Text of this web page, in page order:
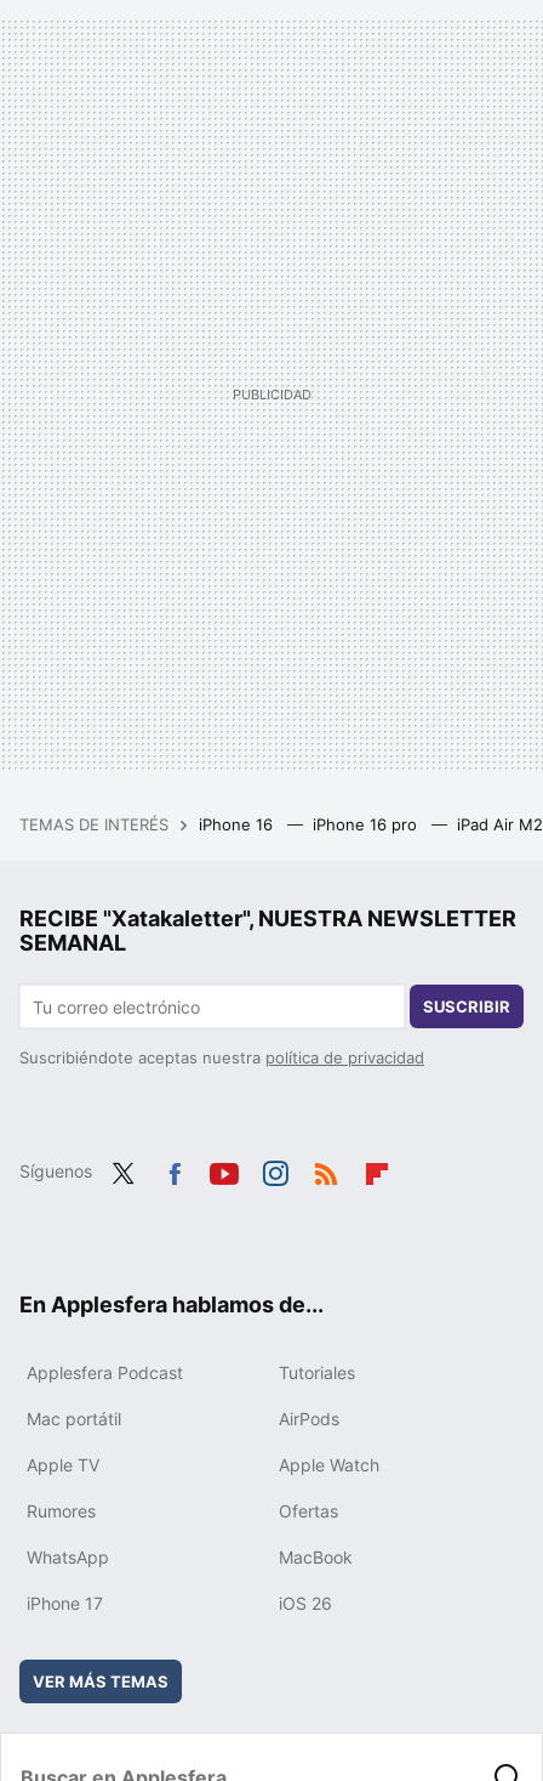
TEMAS DE INTERÉS iPhone 16 iPhone 16 pro iPad Air
RECIBE "Xatakaletter", NUESTRA NEWSLETTER
SEMANAL
SUSCRIBIR
Suscribiéndote aceptas nuestra política de privacidad
Síguenos
En Applesfera hablamos de...
Applesfera Podcast Tutoriales
Mac portátil AirPods
Apple TV Apple Watch
Rumores Ofertas
WhatsApp MacBook
iPhone 17 iOS 26
VER MÁS TEMAS